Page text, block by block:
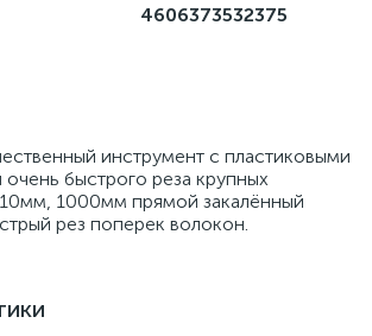
4606373532375
инструмент с пластиковыми
очень быстрого реза крупных
1000мм прямой закалённый
рез поперек волокон.